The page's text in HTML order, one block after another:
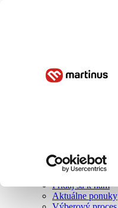
O nás
Zelený Martinus
Nerobíme rozdiely
Pridaj sa k nám
Aktuálne ponuky